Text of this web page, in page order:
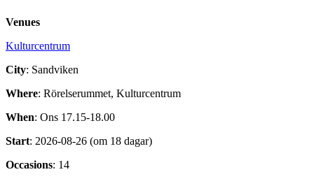
Venues
Kulturcentrum
City: Sandviken
Where: Rörelserummet, Kulturcentrum
When: Ons 17.15-18.00
Start: 2026-08-26 (om 18 dagar)
Occasions: 14